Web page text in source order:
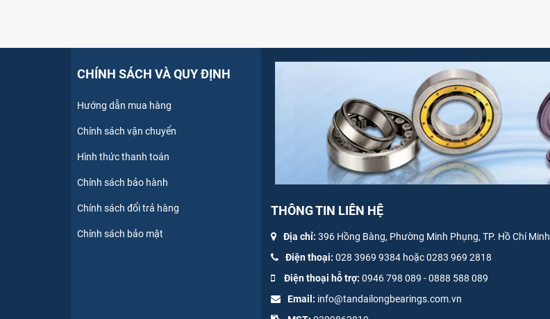
CHÍNH SÁCH VÀ QUY ĐỊNH
Hướng dẫn mua hàng
Chính sách vận chuyển
Hình thức thanh toán
Chính sách bảo hành
Chính sách đổi trả hàng
Chính sách bảo mật
THÔNG TIN LIÊN HỆ
Địa chỉ: 396 Hồng Bàng, Phường Minh Phụng, TP. Hồ Chí Minh
Điện thoại: 028 3969 9384 hoặc 0283 969 2818
Điện thoại hỗ trợ: 0946 798 089 -0888 588 089
Email: info@tandailongbearings.com.vn